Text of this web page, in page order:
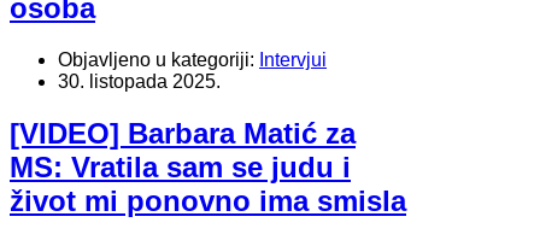
osoba
Objavljeno u kategoriji: Intervjui
30. listopada 2025.
[VIDEO] Barbara Matić za
MS: Vratila sam se judu i
život mi ponovno ima smisla